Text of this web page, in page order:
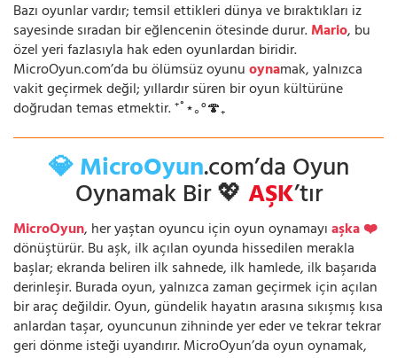
Bazı oyunlar vardır; temsil ettikleri dünya ve bıraktıkları iz
sayesinde sıradan bir eğlencenin ötesinde durur.Mario, bu
özel yeri fazlasıyla hak eden oyunlardan biridir.
MicroOyun.com’da bu ölümsüz oyunuoynamak, yalnızca
vakit geçirmek değil; yıllardır süren bir oyun kültürüne
doğrudan temas etmektir. ⁺˚⋆｡°🍄₊
💎 MicroOyun.com’da Oyun
Oynamak Bir 💖AŞK’tır
MicroOyun, her yaştan oyuncu için oyun oynamayıaşka ❤️
dönüştürür. Bu aşk, ilk açılan oyunda hissedilen merakla
başlar; ekranda beliren ilk sahnede, ilk hamlede, ilk başarıda
derinleşir. Burada oyun, yalnızca zaman geçirmek için açılan
bir araç değildir. Oyun, gündelik hayatın arasına sıkışmış kısa
anlardan taşar, oyuncunun zihninde yer eder ve tekrar tekrar
geri dönme isteği uyandırır. MicroOyun’da oyun oynamak,